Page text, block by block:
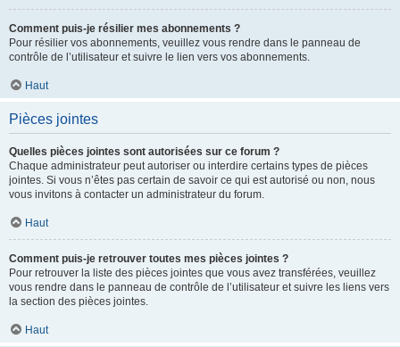
Comment puis-je résilier mes abonnements ?
Pour résilier vos abonnements, veuillez vous rendre dans le panneau de
contrôle de l’utilisateur et suivre le lien vers vos abonnements.
Haut
Pièces jointes
Quelles pièces jointes sont autorisées sur ce forum ?
Chaque administrateur peut autoriser ou interdire certains types de pièces
jointes. Si vous n’êtes pas certain de savoir ce qui est autorisé ou non, nous
vous invitons à contacter un administrateur du forum.
Haut
Comment puis-je retrouver toutes mes pièces jointes ?
Pour retrouver la liste des pièces jointes que vous avez transférées, veuillez
vous rendre dans le panneau de contrôle de l’utilisateur et suivre les liens vers
la section des pièces jointes.
Haut